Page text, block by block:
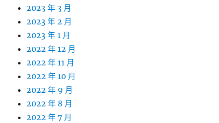
2023 年 3 月
2023 年 2 月
2023 年 1 月
2022 年 12 月
2022 年 11 月
2022 年 10 月
2022 年 9 月
2022 年 8 月
2022 年 7 月